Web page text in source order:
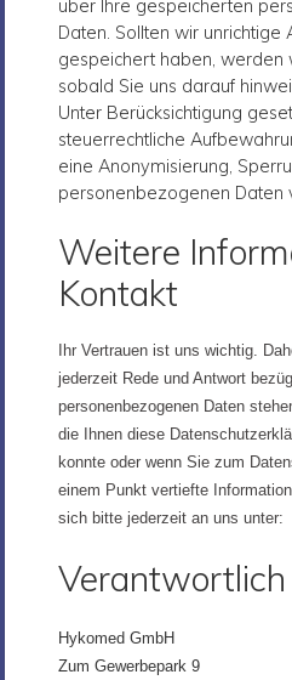
über Ihre gespeicherten
Daten. Sollten wir unrichtige
gespeichert haben, werden
sobald Sie uns darauf
Unter Berücksichtigung
steuerrechtliche
eine Anonymisierung,
personenbezogenen Daten
Weitere
Kontakt
Ihr Vertrauen ist uns wichtig.
jederzeit Rede und Antwort
personenbezogenen Daten
die Ihnen diese
konnte oder wenn Sie zum
einem Punkt vertiefte
sich bitte jederzeit an uns unter:
Hykomed GmbH
Zum Gewerbepark 9